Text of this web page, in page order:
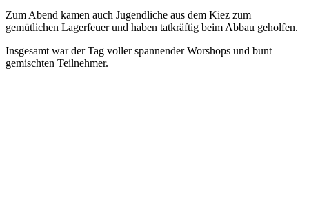
Zum Abend kamen auch Jugendliche aus dem Kiez zum
gemütlichen Lagerfeuer und haben tatkräftig beim Abbau geholfen.
Insgesamt war der Tag voller spannender Worshops und bunt
gemischten Teilnehmer.